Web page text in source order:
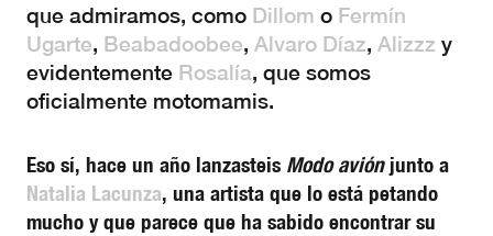
que admiramos, como Dillom o Fermín
Ugarte, Beabadoobee, Alvaro Díaz, Alizzz y
evidentemente Rosalía, que somos
oficialmente motomamis.
Eso sí, hace un año lanzasteis Modo aviónjunto a
Natalia Lacunza, una artista que lo está petando
mucho y que parece que ha sabido encontrar su